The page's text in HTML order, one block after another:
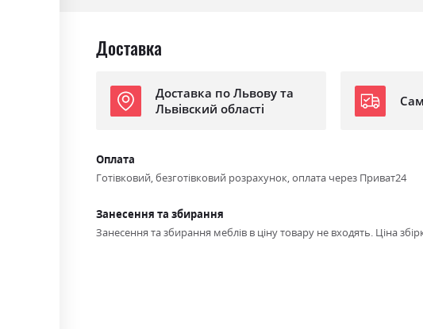
Доставка
Доставка по Львову та
Львівский області
Оплата
Готівковий, безготівковий розрахунок, оплата через Приват24
Занесення та збирання
Занесення та збирання меблів в ціну товару не входять. Ціна